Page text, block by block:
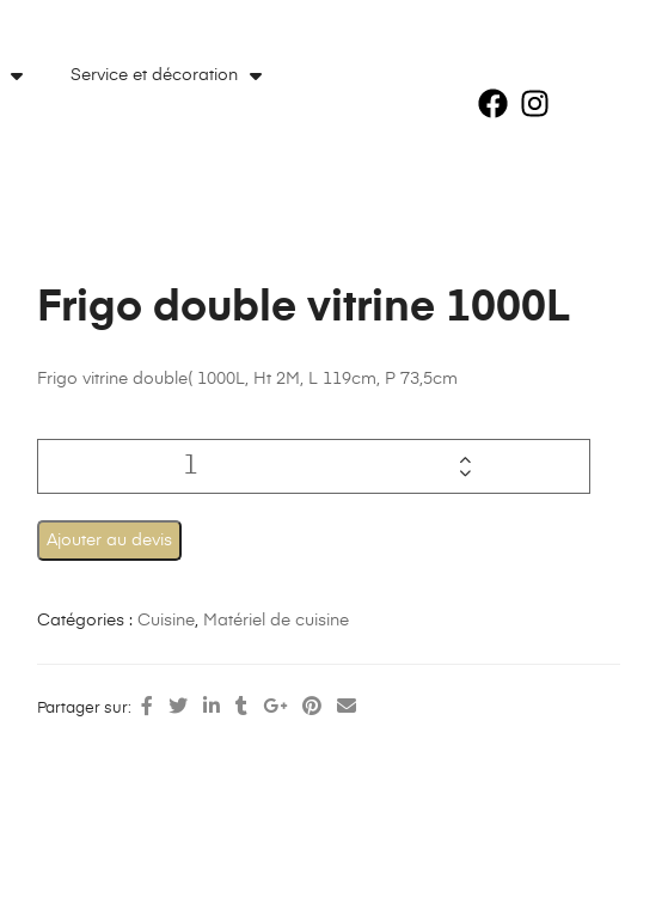
Service et décoration
Frigo double vitrine 1000L
Frigo vitrine double( 1000L, Ht 2M, L 119cm, P 73,5cm
Ajouter au devis
Catégories :Cuisine, Matériel de cuisine
Partager sur: